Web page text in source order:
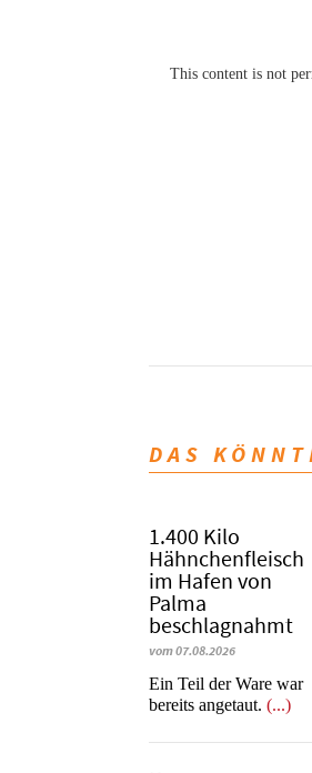
This content is not
DAS
1.400 Kilo
Hähnchenfleisch
im Hafen von
Palma
beschlagnahmt
vom 07.08.2026
​​​​​​​Ein Teil der Ware war
bereits angetaut. (...)